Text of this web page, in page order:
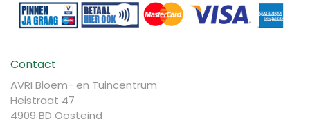
Contact
AVRI Bloem- en Tuincentrum
Heistraat 47
4909 BD Oosteind